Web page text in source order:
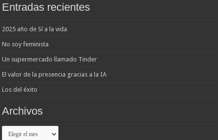
Entradas recientes
2025 año de Sí a la vida
No soy feminista
Un supermercado llamado Tinder
El valor de la presencia gracias a la IA
Los del éxito
Archivos
Archivos